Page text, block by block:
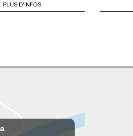
PLUS D'INFOS